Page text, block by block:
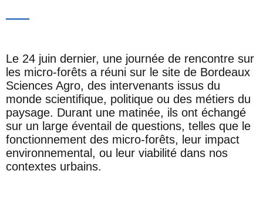
Le 24 juin dernier, une journée de rencontre sur
les micro-forêts a réuni sur le site de Bordeaux
Sciences Agro, des intervenants issus du
monde scientifique, politique ou des métiers du
paysage. Durant une matinée, ils ont échangé
sur un large éventail de questions, telles que le
fonctionnement des micro-forêts, leur impact
environnemental, ou leur viabilité dans nos
contextes urbains.